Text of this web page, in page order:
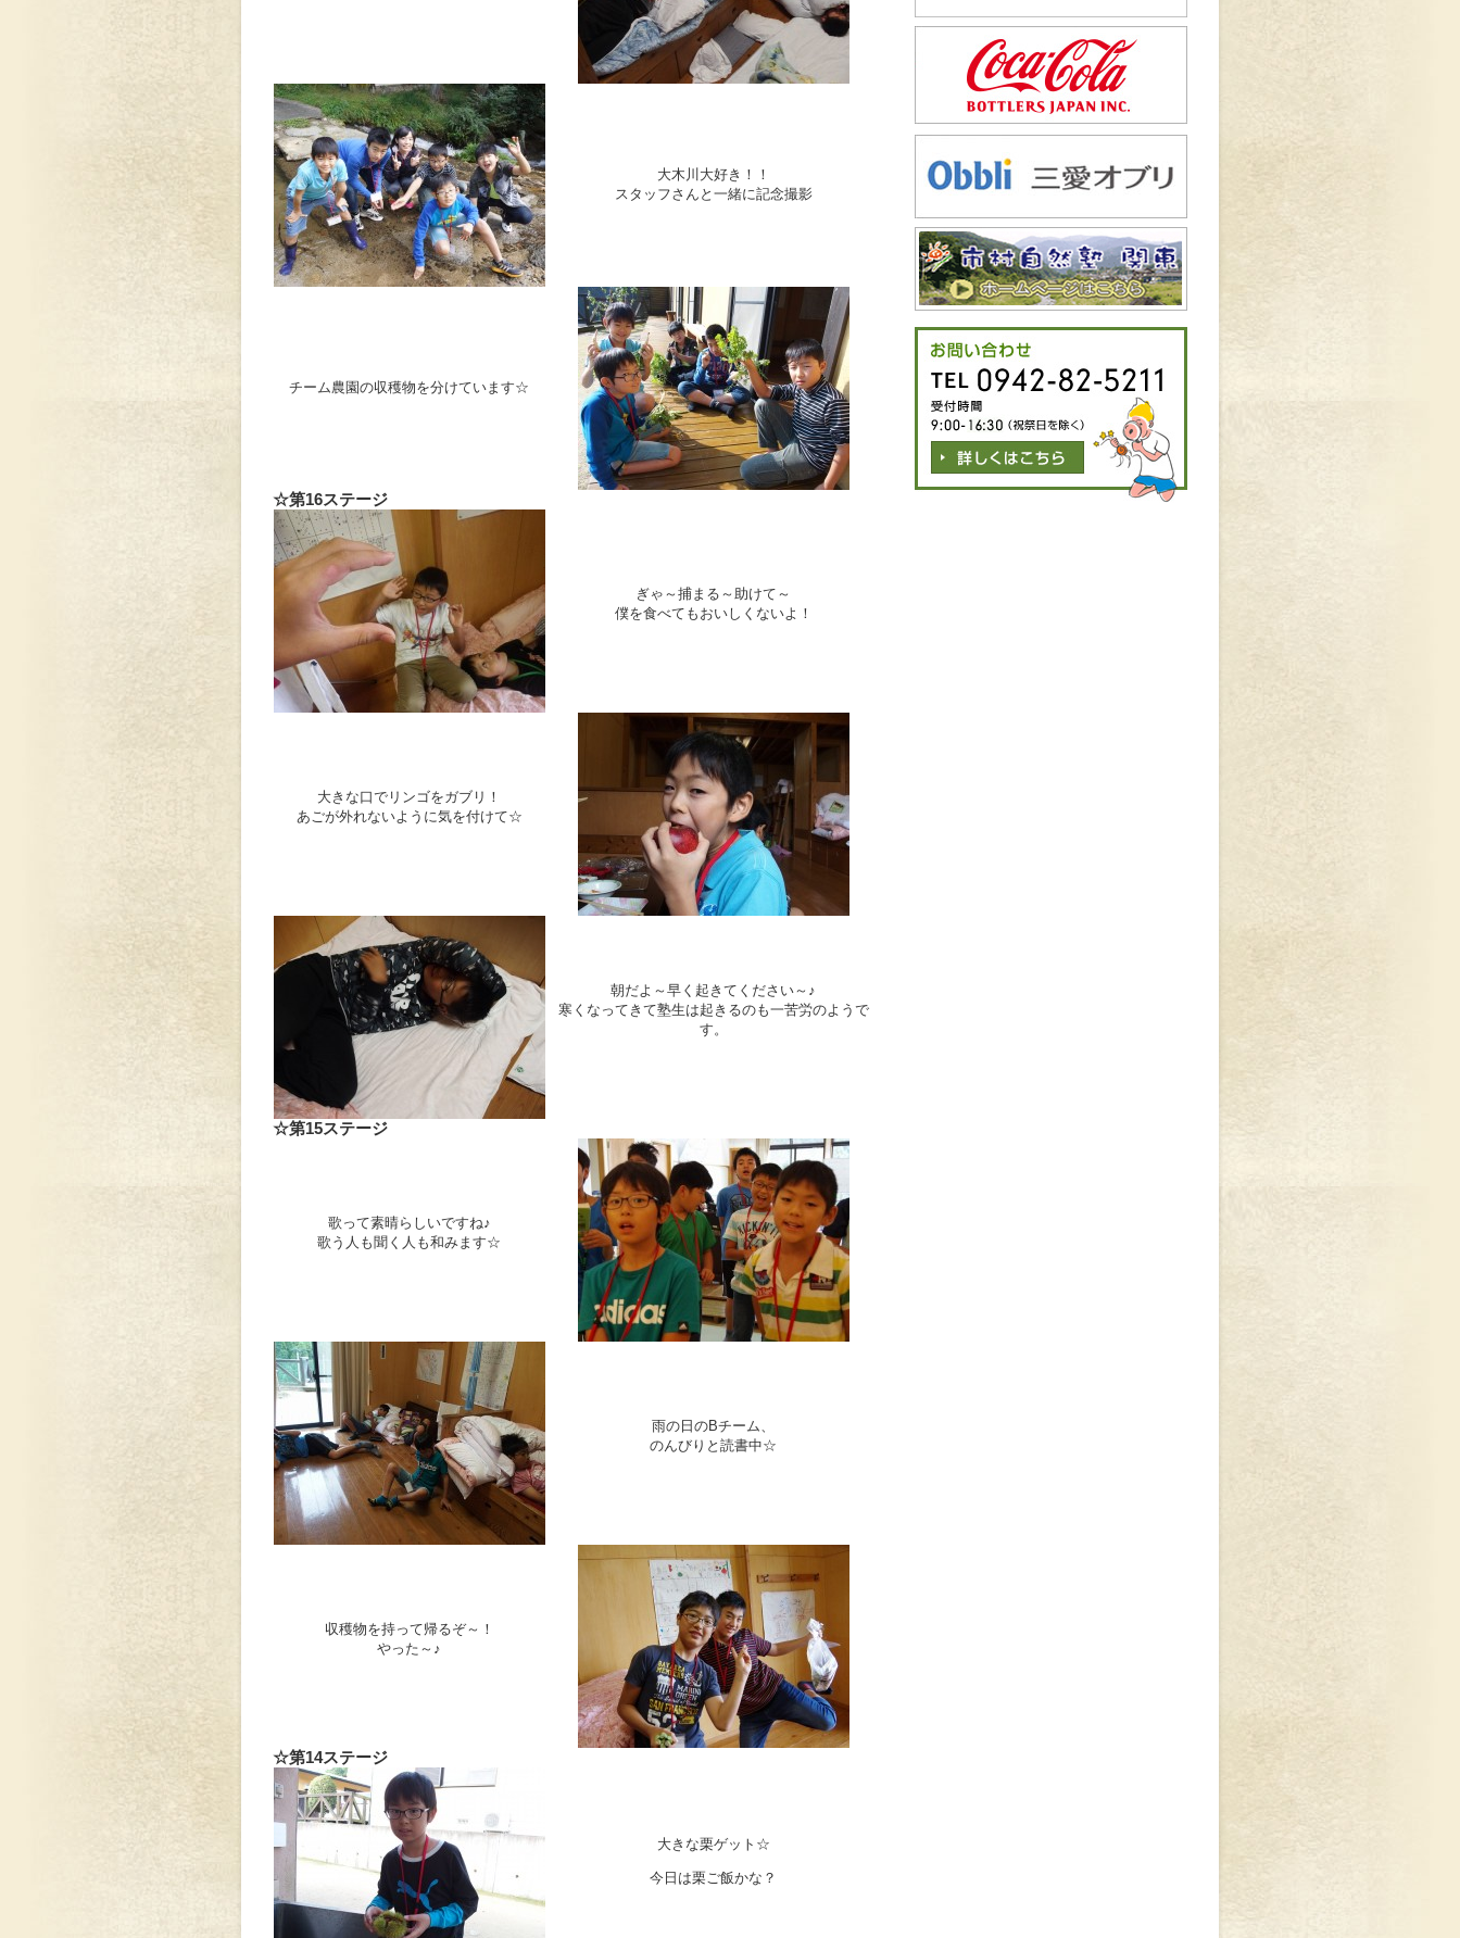
大木川大好き！！
スタッフさんと一緒に記念撮影
チーム農園の収穫物を分けています☆
☆第16ステージ
ぎゃ～捕まる～助けて～
僕を食べてもおいしくないよ！
大きな口でリンゴをガブリ！
あごが外れないように気を付けて☆
朝だよ～早く起きてください～♪
寒くなってきて塾生は起きるのも一苦労のようで
す。
☆第15ステージ
歌って素晴らしいですね♪
歌う人も聞く人も和みます☆
雨の日のBチーム、
のんびりと読書中☆
収穫物を持って帰るぞ～！
やった～♪
☆第14ステージ
大きな栗ゲット☆
今日は栗ご飯かな？